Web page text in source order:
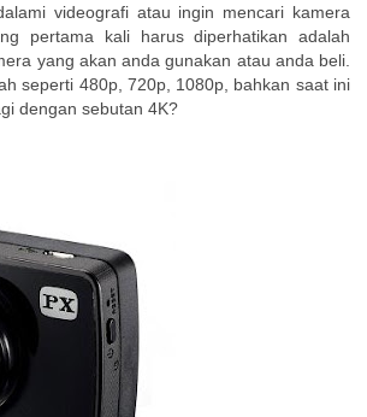
videografi atau ingin mencari kamera
pertama kali harus diperhatikan adalah
yang akan anda gunakan atau anda beli.
seperti 480p, 720p, 1080p, bahkan saat ini
dengan sebutan 4K?